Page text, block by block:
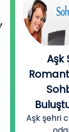
Aşk
Aşk
odaları